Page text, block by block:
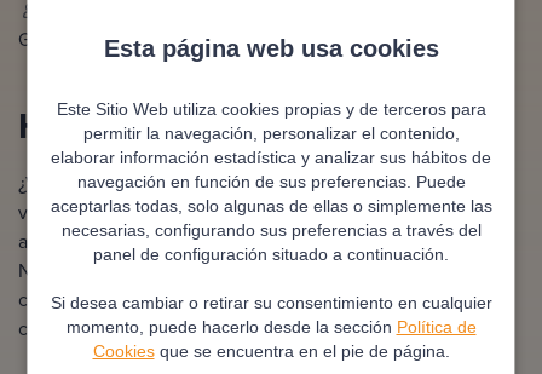
Esta página web usa cookies
Este Sitio Web utiliza cookies propias y de terceros para
permitir la navegación, personalizar el contenido,
elaborar información estadística y analizar sus hábitos de
navegación en función de sus preferencias. Puede
aceptarlas todas, solo algunas de ellas o simplemente las
necesarias, configurando sus preferencias a través del
panel de configuración situado a continuación.
Si desea cambiar o retirar su consentimiento en cualquier
momento, puede hacerlo desde la sección Política de
Cookiesque se encuentra en el pie de página.
Gonzalez
Rampani
Hipoteca en Soria
¿Vives en Soria y te estás planteando hipotecar una
vivienda? Con Finandon podrás conseguir una hipoteca
adaptada y ser asesorado a lo largo de todo el proceso.
Nuestros brókeres especializados analizarán tus datos y
colaborarán con varios bancos para ofrecerte las mejores
condiciones y beneficios.